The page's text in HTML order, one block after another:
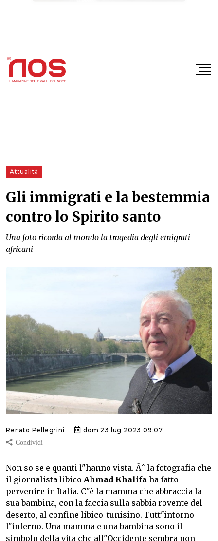
Attualità
Gli immigrati e la bestemmia
contro lo Spirito santo
Una foto ricorda al mondo la tragedia degli emigrati
africani
Renato Pellegrini dom 23 lug 2023 09:07
Non so se e quanti l"hanno vista. Ãˆ la fotografia che
il giornalista libico Ahmad Khalifa ha fatto
pervenire in Italia. C"è la mamma che abbraccia la
sua bambina, con la faccia sulla sabbia rovente del
deserto, al confine libico-tunisino. Tutt"intorno
l"inferno. Una mamma e una bambina sono il
simbolo della vita che all"Occidente sembra non